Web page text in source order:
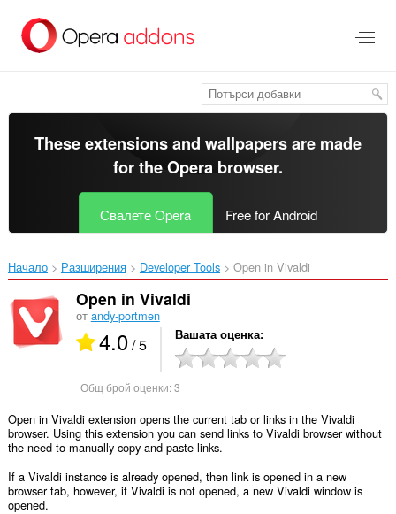
главното
съдържание
These extensions and wallpapers are made
for theOpera browser.
Свалете Opera Free for Android
Начало Разширения Developer Tools Open in Vivaldi‎
Open in Vivaldi
от andy-portmen
4.0/ 5 Вашата оценка
Общ брой оценки:3
Open in Vivaldi extension opens the current tab or links in the Vivaldi
browser. Using this extension you can send links to Vivaldi browser without
the need to manually copy and paste links.
If a Vivaldi instance is already opened, then link is opened in a new
browser tab, however, if Vivaldi is not opened, a new Vivaldi window is
opened.